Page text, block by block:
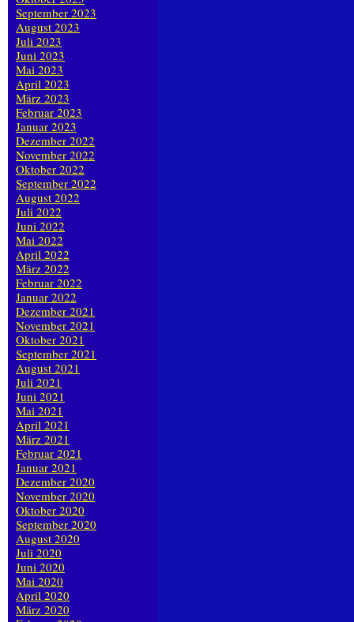
September 2023
August 2023
Juli 2023
Juni 2023
Mai 2023
April 2023
März 2023
Februar 2023
Januar 2023
Dezember 2022
November 2022
Oktober 2022
September 2022
August 2022
Juli 2022
Juni 2022
Mai 2022
April 2022
März 2022
Februar 2022
Januar 2022
Dezember 2021
November 2021
Oktober 2021
September 2021
August 2021
Juli 2021
Juni 2021
Mai 2021
April 2021
März 2021
Februar 2021
Januar 2021
Dezember 2020
November 2020
Oktober 2020
September 2020
August 2020
Juli 2020
Juni 2020
Mai 2020
April 2020
März 2020